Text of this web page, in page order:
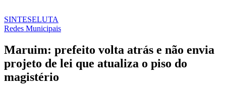
SINTESELUTA
Redes Municipais
Maruim: prefeito volta atrás e não envia
projeto de lei que atualiza o piso do
magistério